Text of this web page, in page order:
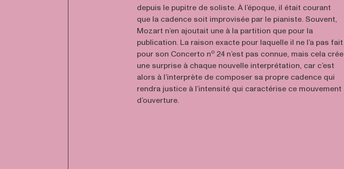
depuis le pupitre de soliste. À l’époque, il était courant
que la cadence soit improvisée par le pianiste. Souvent,
Mozart n’en ajoutait une à la partition que pour la
publication. La raison exacte pour laquelle il ne l’a pas fait
pour son Concerto no 24 n’est pas connue, mais cela crée
une surprise à chaque nouvelle interprétation, car c’est
alors à l’interprète de composer sa propre cadence qui
rendra justice à l’intensité qui caractérise ce mouvement
d’ouverture.